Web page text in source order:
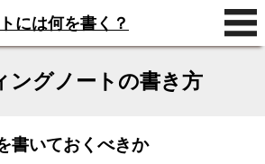
には何を書く？
ングノートの書き方
書いておくべきか